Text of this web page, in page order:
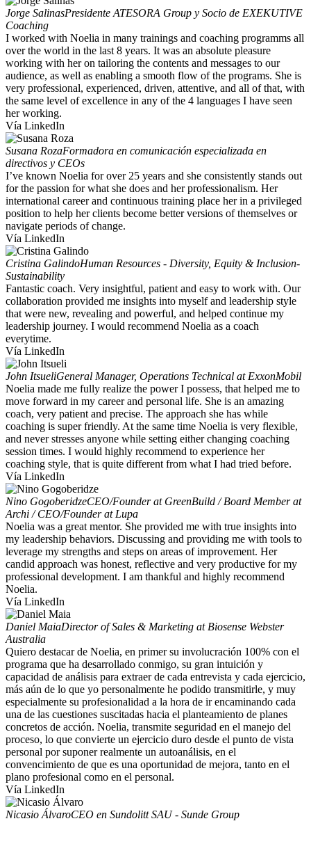
Jorge SalinasPresidente ATESORA Group y Socio de EXEKUTIVE
Coaching
I worked with Noelia in many trainings and coaching programms all
over the world in the last 8 years. It was an absolute pleasure
working with her on tailoring the contents and messages to our
audience, as well as enabling a smooth flow of the programs. She is
very professional, experienced, driven, attentive, and all of that, with
the same level of excellence in any of the 4 languages I have seen
her working.
Vía LinkedIn
Susana RozaFormadora en comunicación especializada en
directivos y CEOs
I’ve known Noelia for over 25 years and she consistently stands out
for the passion for what she does and her professionalism. Her
international career and continuous training place her in a privileged
position to help her clients become better versions of themselves or
navigate periods of change.
Vía LinkedIn
Cristina GalindoHuman Resources - Diversity, Equity & Inclusion-
Sustainability
Fantastic coach. Very insightful, patient and easy to work with. Our
collaboration provided me insights into myself and leadership style
that were new, revealing and powerful, and helped continue my
leadership journey. I would recommend Noelia as a coach
everytime.
Vía LinkedIn
John ItsueliGeneral Manager, Operations Technical at ExxonMobil
Noelia made me fully realize the power I possess, that helped me to
move forward in my career and personal life. She is an amazing
coach, very patient and precise. The approach she has while
coaching is super friendly. At the same time Noelia is very flexible,
and never stresses anyone while setting either changing coaching
session times. I would highly recommend to experience her
coaching style, that is quite different from what I had tried before.
Vía LinkedIn
Nino GogoberidzeCEO/Founder at GreenBuild / Board Member at
Archi / CEO/Founder at Lupa
Noelia was a great mentor. She provided me with true insights into
my leadership behaviors. Discussing and providing me with tools to
leverage my strengths and steps on areas of improvement. Her
candid approach was honest, reflective and very productive for my
professional development. I am thankful and highly recommend
Noelia.
Vía LinkedIn
Daniel MaiaDirector of Sales & Marketing at Biosense Webster
Australia
Quiero destacar de Noelia, en primer su involucración 100% con el
programa que ha desarrollado conmigo, su gran intuición y
capacidad de análisis para extraer de cada entrevista y cada ejercicio,
más aún de lo que yo personalmente he podido transmitirle, y muy
especialmente su profesionalidad a la hora de ir encaminando cada
una de las cuestiones suscitadas hacia el planteamiento de planes
concretos de acción. Noelia, transmite seguridad en el manejo del
proceso, lo que convierte un ejercicio duro desde el punto de vista
personal por suponer realmente un autoanálisis, en el
convencimiento de que es una oportunidad de mejora, tanto en el
plano profesional como en el personal.
Vía LinkedIn
Nicasio ÁlvaroCEO en Sundolitt SAU - Sunde Group